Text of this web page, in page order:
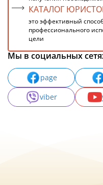
КАТАЛОГ
это эффективный
профессионального
цели
Мы в социальных
page
viber